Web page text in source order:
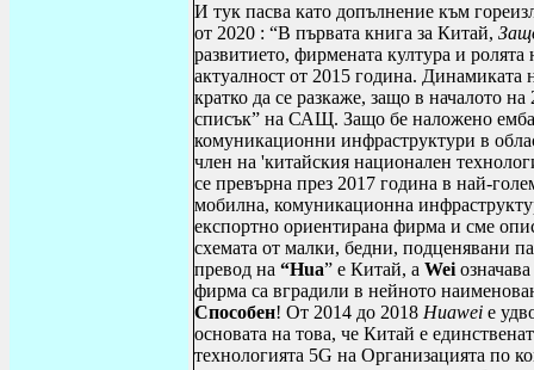
И тук пасва като допълнение към
от 2020 : “В първата книга за Китай,
развитието, фирмената култура и
актуалност от 2015 година. Динамиката
кратко да се разкаже, защо в началото
списък” на САЩ. Защо бе наложено
комуникационни инфраструктури в
член на 'китайския национален
се превърна през 2017 година в най-
мобилна, комуникационна
експортно ориентирана фирма и сме
схемата от малки, бедни, подценявани
превод на “Hua” е Китай, а Wei
фирма са вградили в нейното
Способен! От 2014 до 2018 Huawei е
основата на това, че Китай е
технологията 5G на Организацията по